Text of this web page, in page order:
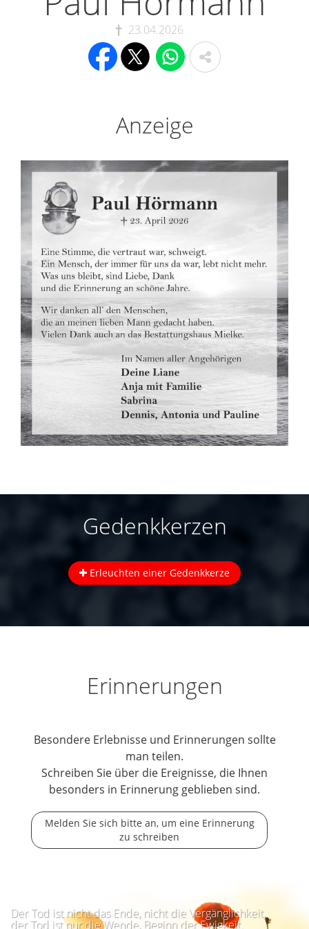
23.04.2026
Anzeige
Gedenkkerzen
Erleuchten einer Gedenkkerze
Erinnerungen
Besondere Erlebnisse und Erinnerungen sollte
man teilen.
Schreiben Sie über die Ereignisse, die Ihnen
besonders in Erinnerung geblieben sind.
Melden Sie sich bitte an, um eine Erinnerung
zu schreiben
Der Tod ist nicht das Ende, nicht die Vergänglichkeit,
der Tod ist nur die Wende, Beginn der Ewigkeit.